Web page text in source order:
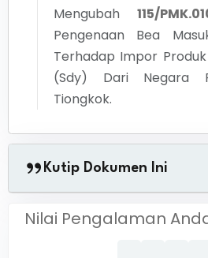
Mengubah
115/
Pengenaan Bea
Terhadap Impor
(Sdy) Dari Negara
Tiongkok.
Kutip Dokumen Ini
Nilai Pengalaman